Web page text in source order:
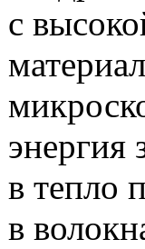
с
энергия
в тепло
в